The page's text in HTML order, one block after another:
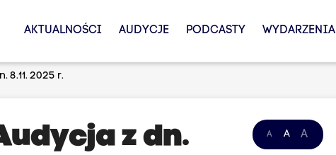
AKTUALNOŚCI AUDYCJE PODCASTY WYDARZENIA
8.11. 2025 r.
A A A
z dn.